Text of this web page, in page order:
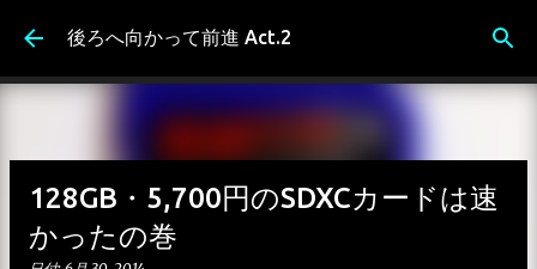
スキップしてメイン コンテンツに移動
後ろへ向かって前進 Act.2
128GB・5,700円のSDXCカードは速
かったの巻